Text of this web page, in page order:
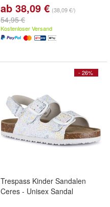
ab 38,09 € (38,09 €/)
54,95 €
Kostenloser Versand
- 26%
Trespass Kinder Sandalen
Ceres - Unisex Sandal